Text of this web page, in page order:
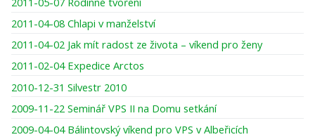
2011-04-08 Chlapi v manželství
2011-04-02 Jak mít radost ze života – víkend pro ženy
2011-02-04 Expedice Arctos
2010-12-31 Silvestr 2010
2009-11-22 Seminář VPS II na Domu setkání
2009-04-04 Bálintovský víkend pro VPS v Albeřicích